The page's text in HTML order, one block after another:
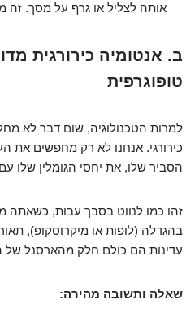
אותה לצליל או גרף על מסך. זה
ב. אנטומיה כירורגית
טופוגרפית
למרות הטכנולוגיה, שום דבר לא
כירורגי. אנחנו לא רק מחפשים את
הסביר שלו, את יחסי הגומלין שלו
זהו כמו לנווט בסבך עבות, כשאתה
בהגדלה (לופות או מיקרוסקופ),
עדינות הם כולם חלק מהארסנל של
שאלה ותשובה מהירה: